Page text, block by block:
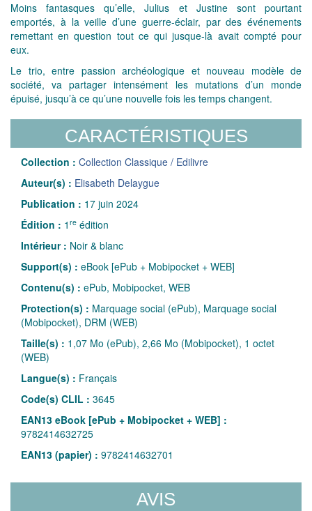
Moins fantasques qu’elle, Julius et Justine sont pourtant
emportés, à la veille d’une guerre-éclair, par des événements
remettant en question tout ce qui jusque-là avait compté pour
eux.
Le trio, entre passion archéologique et nouveau modèle de
société, va partager intensément les mutations d’un monde
épuisé, jusqu’à ce qu’une nouvelle fois les temps changent.
CARACTÉRISTIQUES
Collection : Collection Classique / Edilivre
Auteur(s) : Elisabeth Delaygue
Publication : 17 juin 2024
Édition : 1 re édition
Intérieur : Noir & blanc
Support(s) : eBook [ePub + Mobipocket + WEB]
Contenu(s) : ePub, Mobipocket, WEB
Protection(s) : Marquage social (ePub), Marquage social
(Mobipocket), DRM (WEB)
Taille(s) : 1,07 Mo (ePub), 2,66 Mo (Mobipocket), 1 octet
(WEB)
Langue(s) : Français
Code(s) CLIL : 3645
EAN13 eBook [ePub + Mobipocket + WEB] :
9782414632725
EAN13 (papier) : 9782414632701
AVIS